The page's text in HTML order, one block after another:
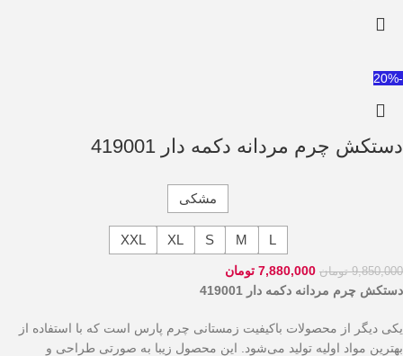
-20%
دستکش چرم مردانه دکمه دار 419001
مشکی
L
M
S
XL
XXL
9,850,000 تومان 7,880,000 تومان
دستکش چرم مردانه دکمه دار 419001
یکی دیگر از محصولات باکیفیت زمستانی چرم پارس است که با استفاده از
بهترین مواد اولیه تولید می‌شود. این محصول زیبا به صورتی طراحی و